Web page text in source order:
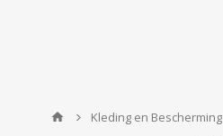
Kleding en Bescherming